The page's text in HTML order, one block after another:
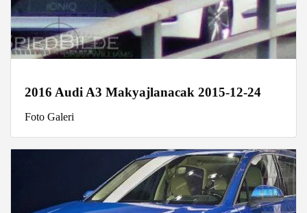
2016 Audi A3 Makyajlanacak 2015-12-24
Foto Galeri